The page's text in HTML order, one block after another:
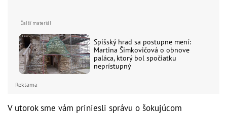
Spišský hrad sa postupne mení:
Martina Šimkovičová o obnove
paláca, ktorý bol spočiatku
neprístupný
Reklama
V utorok sme vám priniesli správu o šokujúcom